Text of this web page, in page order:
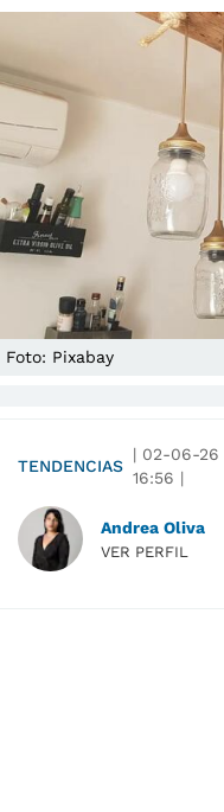
Foto: Pixabay
TENDENCIAS
| 02-06-26
16:56 |
Andrea Oliva
VER PERFIL